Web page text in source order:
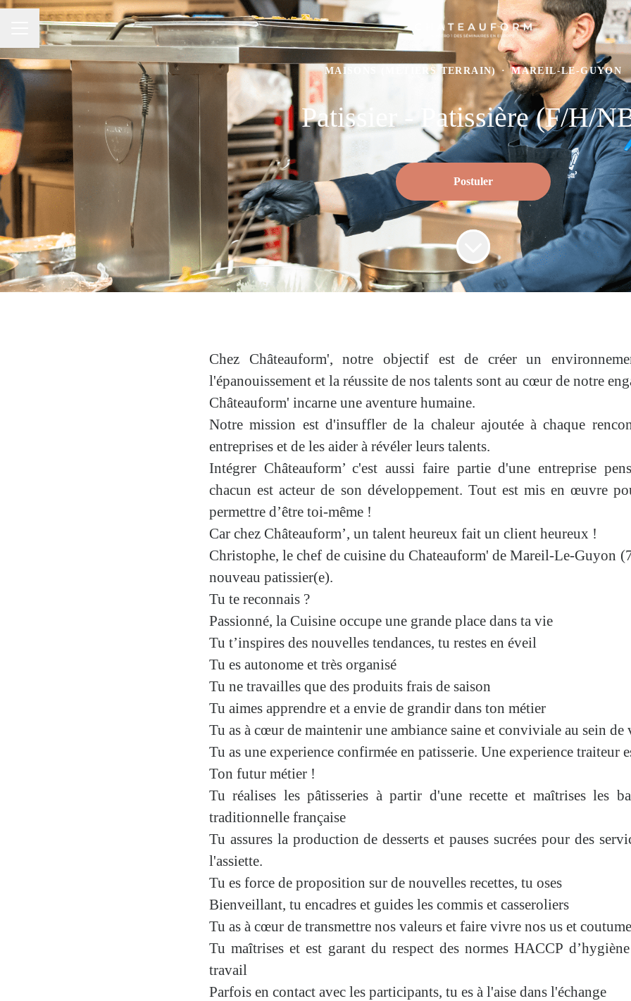
MENU CARRIÈRE
MAISONS (MÉTIERS TERRAIN) · MAREIL-LE-GUYON
Patissier - Patissière (F/H/
Postuler
Chez Châteauform', notre objectif est de créer un
l'épanouissement et la réussite de nos talents sont au cœur de notre
Châteauform' incarne une aventure humaine.
Notre mission est d'insuffler de la chaleur ajoutéeà chaque
entreprises et de les aider à révéler leurs talents.
Intégrer Châteauform’ c'est aussi faire partie d'une entreprise
chacun est acteur de son développement. Tout est mis en œuvre
permettre d’être toi-même !
Car chez Châteauform’, un talent heureux fait un client heureux !
Christophe, le chef de cuisine du Chateauform' de Mareil-Le-Guyon
nouveau patissier(e).
Tu te reconnais ?
Passionné, la Cuisine occupe une grande place dans ta vie
Tu t’inspires des nouvelles tendances, tu restes en éveil
Tu es autonome et très organisé
Tu ne travailles que des produits frais de saison
Tu aimes apprendre et a envie de grandir dans ton métier
Tu as à cœur de maintenir une ambiance saine et conviviale au sein de
Tu as une experience confirmée en patisserie. Une experience traiteur
Ton futur métier !
Tu réalises les pâtisseries à partir d'une recette et maîtrises les
traditionnelle française
Tu assures la production de desserts et pauses sucrées pour des
l'assiette.
Tu es force de proposition sur de nouvelles recettes, tu oses
Bienveillant, tu encadres et guides les commis et casseroliers
Tu as à cœur de transmettre nos valeurs et faire vivre nos us et
Tu maîtrises et est garant du respect des normes HACCP
travail
Parfois en contact avec les participants, tu es à l'aise dans l'échange